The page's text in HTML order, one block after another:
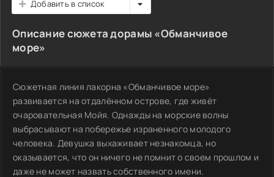
Добавить в список
Описание сюжета дорамы «Обманчивое
море»
Сюжетная линия лакорна «Обманчивое море»
развивается на отдалённом острове, где живёт
очаровательная Мойя. Однажды на морские волны
выбрасывают на побережье израненного молодого
человека. Девушка выхаживает незнакомца, но
оказывается, что он ничего не помнит о своем прошлом и
даже не может назвать собственного имени.